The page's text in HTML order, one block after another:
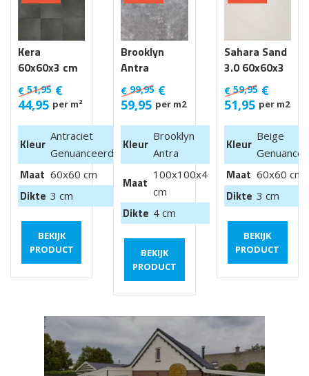
Kera
60x60x3 cm
Luik
€ 51,95 €
44,95 per m²
Kleur
Antraciet
Genuanceerd
Maat 60x60 cm
Dikte 3 cm
BEKIJK
PRODUCT
Brooklyn
Antra
100x100x4
cm van €
99,95 m2
€ 99,95 €
59,95 per m2
Kleur
Brooklyn
Antra
Maat
100x100x4
cm
Dikte 4 cm
BEKIJK
PRODUCT
Sahara Sand
3.0 60x60x3
cm
€59,95 €
51,95 per m2
Kleur
Beige
Maat 60x60 cm
Dikte 3 cm
BEKIJK
PRODUCT